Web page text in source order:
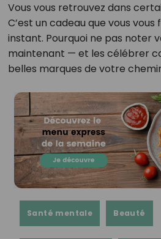
Vous vous retrouvez dans
C’est un cadeau que vous
instant. Pourquoi ne pas noter
maintenant — et les célébrer
belles marques de votre
Santé mentale Beauté